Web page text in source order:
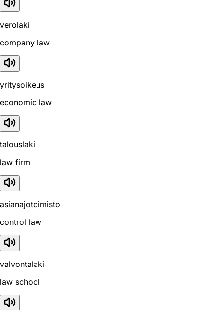
verolaki
company law
yritysoikeus
economic law
talouslaki
law firm
asianajotoimisto
control law
valvontalaki
law school